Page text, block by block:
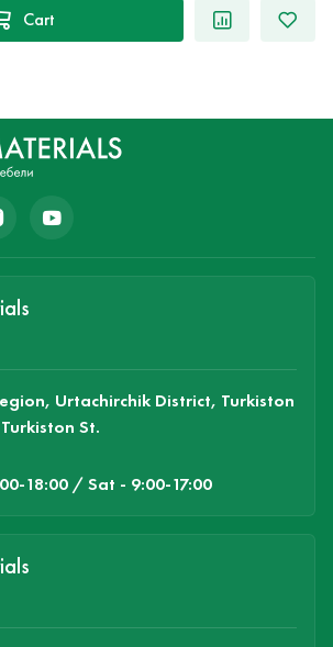
Cart
Urtachirchik District, Turkiston
St.
18:00 / Sat - 9:00-17:00